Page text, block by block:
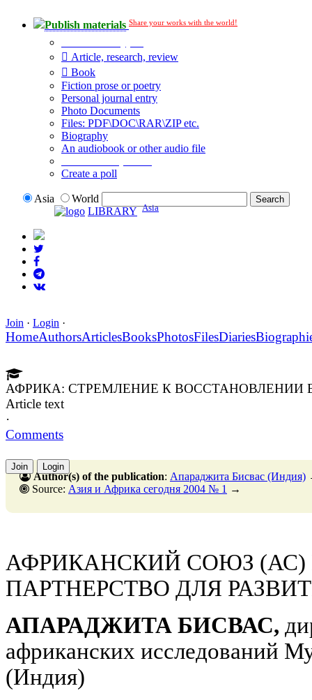
Publish materials Share your works with the world!
Article, research, review
Book
Fiction prose or poetry
Personal journal entry
Photo Documents
Files: PDF\DOC\RAR\ZIP etc.
Biography
An audiobook or other audio file
Create a poll
Asia
World
LIBRARY Asia
Join · Login ·
HomeAuthorsArticlesBooksPhotosFilesDiaries
АФРИКА: СТРЕМЛЕНИЕ К ВОССТАНОВЛЕНИИ
Article text
·
Comments
Join Login
Author(s) of the publication: Апараджита Бисвас (Индия)
Source: Азия и Африка сегодня 2004 № 1 →
АФРИКАНСКИЙ СОЮЗ (АС)
ПАРТНЕРСТВО ДЛЯ
АПАРАДЖИТА БИСВАС,
африканских исследований
(Индия)